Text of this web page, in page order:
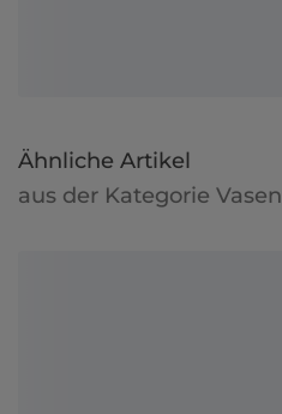
Ähnliche Artikel
aus der Kategorie Vasen